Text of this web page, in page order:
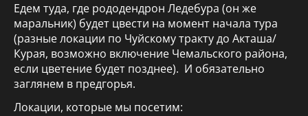
Едем туда, где рододендрон Ледебура (он же
маральник) будет цвести на момент начала тура
(разные локации по Чуйскому тракту до Акташа/
Курая, возможно включение Чемальского района,
если цветение будет позднее). И обязательно
заглянем в предгорья.
Локации, которые мы посетим: